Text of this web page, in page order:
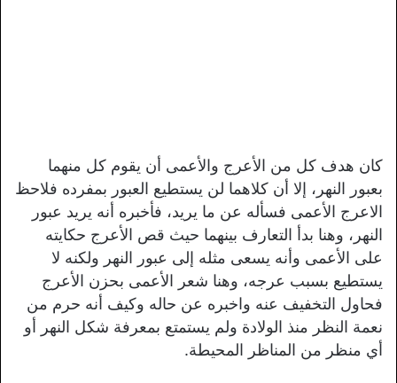
كان هدف كل من الأعرج والأعمى أن يقوم كل منهما
بعبور النهر، إلا أن كلاهما لن يستطيع العبور بمفرده فلاحظ
الاعرج الأعمى فسأله عن ما يريد، فأخبره أنه يريد عبور
النهر، وهنا بدأ التعارف بينهما حيث قص الأعرج حكايته
على الأعمى وأنه يسعى مثله إلى عبور النهر ولكنه لا
يستطيع بسبب عرجه، وهنا شعر الأعمى بحزن الأعرج
فحاول التخفيف عنه واخبره عن حاله وكيف أنه حرم من
نعمة النظر منذ الولادة ولم يستمتع بمعرفة شكل النهر أو
أي منظر من المناظر المحيطة.